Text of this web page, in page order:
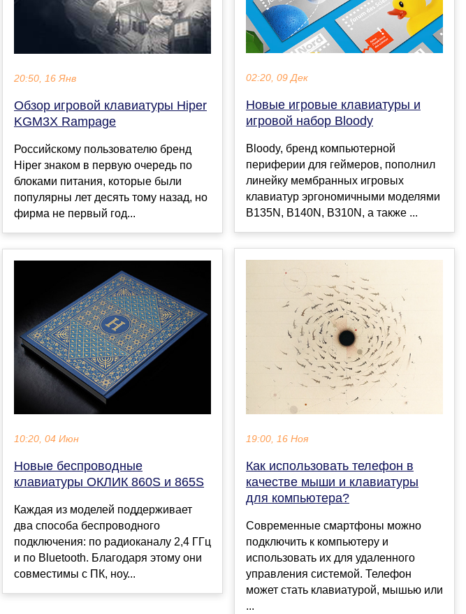
20:50, 16 Янв
Обзор игровой клавиатуры Hiper
KGM3X Rampage
Российскому пользователю бренд
Hiper знаком в первую очередь по
блоками питания, которые были
популярны лет десять тому назад, но
фирма не первый год...
10:20, 04 Июн
Новые беспроводные
клавиатуры ОКЛИК 860S и 865S
Каждая из моделей поддерживает
два способа беспроводного
подключения: по радиоканалу 2,4 ГГц
и по Bluetooth. Благодаря этому они
совместимы с ПК, ноу...
02:20, 09 Дек
Новые игровые клавиатуры и
игровой набор Bloody
Bloody, бренд компьютерной
периферии для геймеров, пополнил
линейку мембранных игровых
клавиатур эргономичными моделями
B135N, B140N, B310N, а также ...
19:00, 16 Ноя
Как использовать телефон в
качестве мыши и клавиатуры
для компьютера?
Современные смартфоны можно
подключить к компьютеру и
использовать их для удаленного
управления системой. Телефон
может стать клавиатурой, мышью или
...